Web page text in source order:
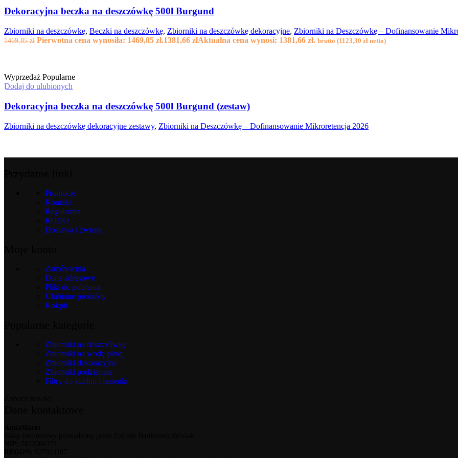
Dekoracyjna beczka na deszczówkę 500l Burgund
Zbiorniki na deszczówkę, Beczki na deszczówkę, Zbiorniki na deszczówkę dekoracyjne, Zbiorniki na Deszczówkę – Dofinansowanie
1469,85zł Pierwotna cena wynosiła: 1469,85 zł.1381,66 złAktualna cena wynosi: 1381,66 zł. brutto (1123,30 zł netto)
Wyprzedaż Popularne
Dodaj do ulubionych
Dekoracyjna beczka na deszczówkę 500l Burgund (zestaw)
Zbiorniki na deszczówkę dekoracyjne zestawy, Zbiorniki na Deszczówkę – Dofinansowanie Mikroretencja 2026
Promocje
Kontakt
Regulamin
RODO
Dostawa i zwroty
Zamówienia
Dane adresowe
Pliki do pobrania
Ulubione produkty
Kokpit
Zbiorniki na deszczówkę
Zbiorniki na wodę pitną
Zbiorniki dekoracyjne
Zbiorniki podziemne
Filtry do kuchni i łazienki